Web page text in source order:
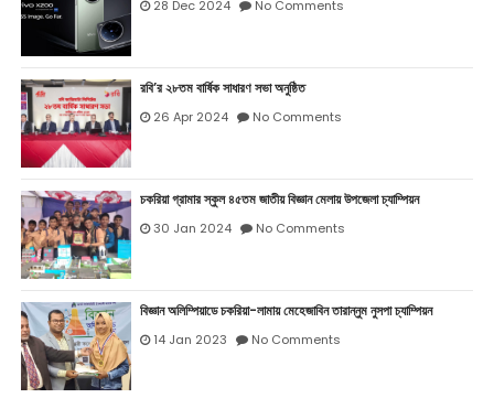
28 Dec 2024 No Comments
রবি’র ২৮তম বার্ষিক সাধারণ সভা অনুষ্ঠিত
26 Apr 2024 No Comments
চকরিয়া গ্রামার স্কুল ৪৫তম জাতীয় বিজ্ঞান মেলায় উপজেলা চ্যাম্পিয়ন
30 Jan 2024 No Comments
বিজ্ঞান অলিম্পিয়াডে চকরিয়া-লামায় মেহেজাবিন তারান্নুম নুসপা চ্যাম্পিয়ন
14 Jan 2023 No Comments